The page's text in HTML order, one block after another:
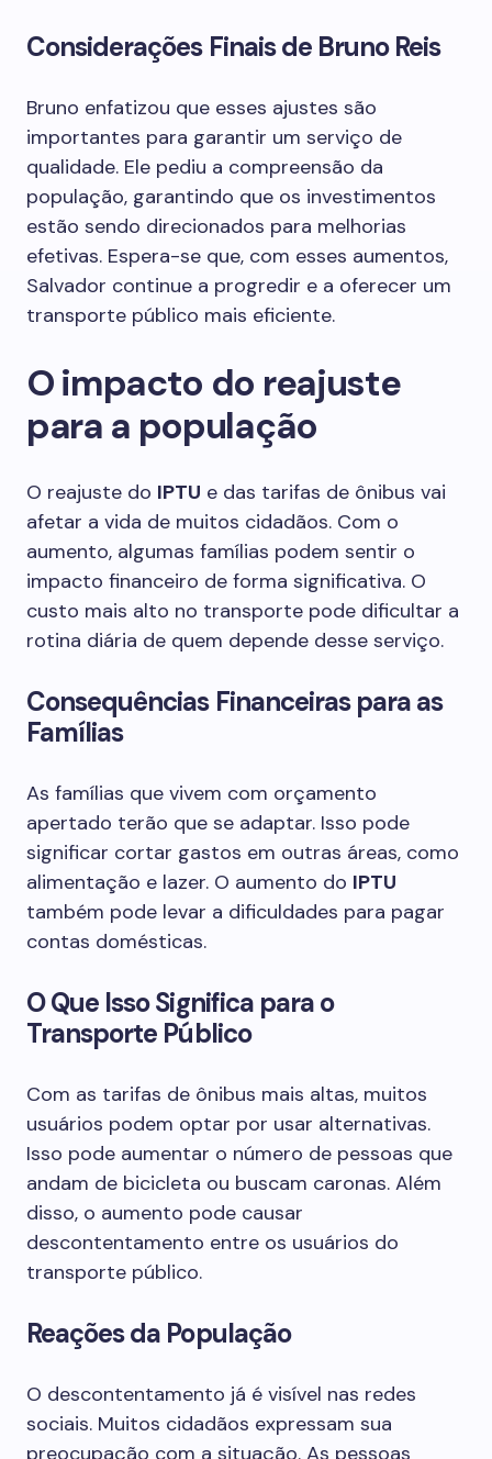
Considerações Finais de Bruno Reis
Bruno enfatizou que esses ajustes são
importantes para garantir um serviço de
qualidade. Ele pediu a compreensão da
população, garantindo que os investimentos
estão sendo direcionados para melhorias
efetivas. Espera-se que, com esses aumentos,
Salvador continue a progredir e a oferecer um
transporte público mais eficiente.
O impacto do reajuste
para a população
O reajuste do IPTU e das tarifas de ônibus vai
afetar a vida de muitos cidadãos. Com o
aumento, algumas famílias podem sentir o
impacto financeiro de forma significativa. O
custo mais alto no transporte pode dificultar a
rotina diária de quem depende desse serviço.
Consequências Financeiras para as
Famílias
As famílias que vivem com orçamento
apertado terão que se adaptar. Isso pode
significar cortar gastos em outras áreas, como
alimentação e lazer. O aumento do IPTU
também pode levar a dificuldades para pagar
contas domésticas.
O Que Isso Significa para o
Transporte Público
Com as tarifas de ônibus mais altas, muitos
usuários podem optar por usar alternativas.
Isso pode aumentar o número de pessoas que
andam de bicicleta ou buscam caronas. Além
disso, o aumento pode causar
descontentamento entre os usuários do
transporte público.
Reações da População
O descontentamento já é visível nas redes
sociais. Muitos cidadãos expressam sua
preocupação com a situação. As pessoas